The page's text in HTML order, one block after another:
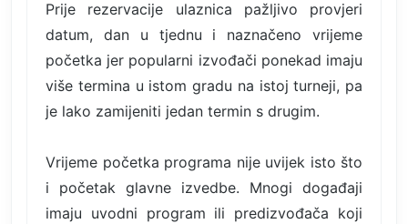
Prije rezervacije ulaznica pažljivo provjeri
datum, dan u tjednu i naznačeno vrijeme
početka jer popularni izvođači ponekad imaju
više termina u istom gradu na istoj turneji, pa
je lako zamijeniti jedan termin s drugim.
Vrijeme početka programa nije uvijek isto što
i početak glavne izvedbe. Mnogi događaji
imaju uvodni program ili predizvođača koji